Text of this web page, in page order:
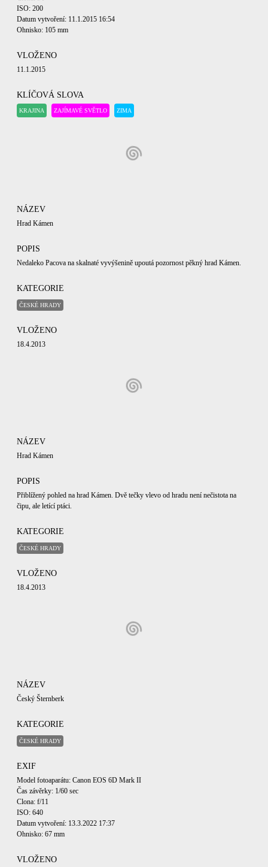
ISO: 200
Datum vytvoření: 11.1.2015 16:54
Ohnisko: 105 mm
VLOŽENO
11.1.2015
KLÍČOVÁ SLOVA
KRAJINA ZAJÍMAVÉ SVĚTLO ZIMA
NÁZEV
Hrad Kámen
POPIS
Nedaleko Pacova na skalnaté vyvýšenině upoutá pozornost pěkný hrad Kámen.
KATEGORIE
ČESKÉ HRADY
VLOŽENO
18.4.2013
NÁZEV
Hrad Kámen
POPIS
Přiblížený pohled na hrad Kámen. Dvě tečky vlevo od hradu není nečistota na
čipu, ale letící ptáci.
KATEGORIE
ČESKÉ HRADY
VLOŽENO
18.4.2013
NÁZEV
Český Šternberk
KATEGORIE
ČESKÉ HRADY
EXIF
Model fotoaparátu: Canon EOS 6D Mark II
Čas závěrky: 1/60 sec
Clona: f/11
ISO: 640
Datum vytvoření: 13.3.2022 17:37
Ohnisko: 67 mm
VLOŽENO